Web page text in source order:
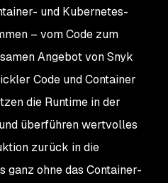
und Kubernetes-
– vom Code zum
Angebot von Snyk
Code und Container
die Runtime in der
überführen wertvolles
zurück in die
ganz ohne das Container-